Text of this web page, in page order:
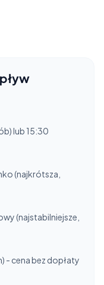
lub 15:30
(najkrótsza,
(najstabilniejsze,
- cena bez dopłaty